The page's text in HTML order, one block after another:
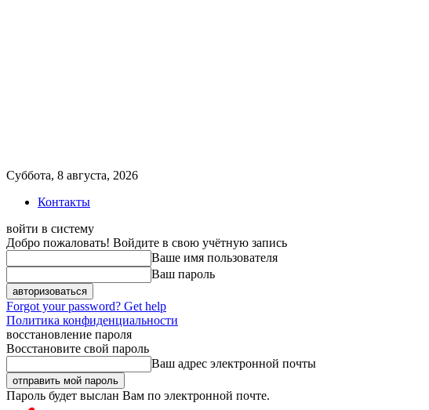
Суббота, 8 августа, 2026
Контакты
войти в систему
Добро пожаловать! Войдите в свою учётную запись
Ваше имя пользователя
Ваш пароль
Forgot your password? Get help
Политика конфиденциальности
восстановление пароля
Восстановите свой пароль
Ваш адрес электронной почты
Пароль будет выслан Вам по электронной почте.